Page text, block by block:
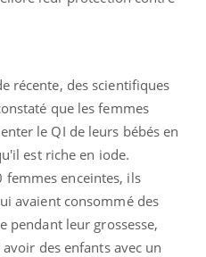
récente, des scientifiques
que les femmes
le QI de leurs bébés en
est riche en iode.
femmes enceintes, ils
avaient consommé des
pendant leur grossesse,
des enfants avec un